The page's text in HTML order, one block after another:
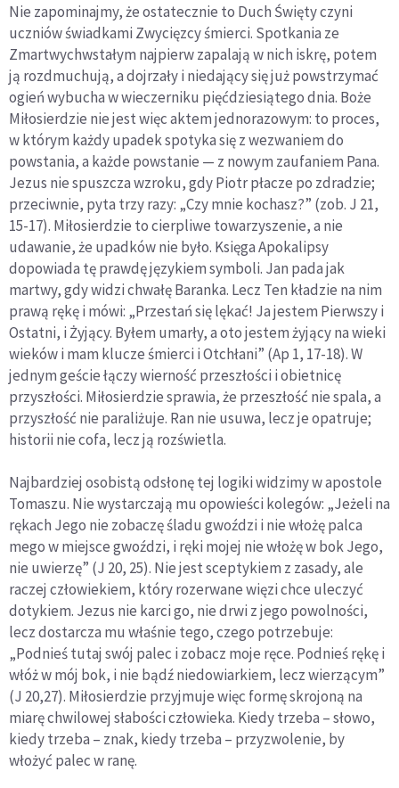
Nie zapominajmy, że ostatecznie to Duch Święty czyni
uczniów świadkami Zwycięzcy śmierci. Spotkania ze
Zmartwychwstałym najpierw zapalają w nich iskrę, potem
ją rozdmuchują, a dojrzały i niedający się już powstrzymać
ogień wybucha w wieczerniku pięćdziesiątego dnia. Boże
Miłosierdzie nie jest więc aktem jednorazowym: to proces,
w którym każdy upadek spotyka się z wezwaniem do
powstania, a każde powstanie — z nowym zaufaniem Pana.
Jezus nie spuszcza wzroku, gdy Piotr płacze po zdradzie;
przeciwnie, pyta trzy razy: „Czy mnie kochasz?” (zob. J 21,
15-17). Miłosierdzie to cierpliwe towarzyszenie, a nie
udawanie, że upadków nie było. Księga Apokalipsy
dopowiada tę prawdę językiem symboli. Jan pada jak
martwy, gdy widzi chwałę Baranka. Lecz Ten kładzie na nim
prawą rękę i mówi: „Przestań się lękać! Ja jestem Pierwszy i
Ostatni, i Żyjący. Byłem umarły, a oto jestem żyjący na wieki
wieków i mam klucze śmierci i Otchłani” (Ap 1, 17-18). W
jednym geście łączy wierność przeszłości i obietnicę
przyszłości. Miłosierdzie sprawia, że przeszłość nie spala, a
przyszłość nie paraliżuje. Ran nie usuwa, lecz je opatruje;
historii nie cofa, lecz ją rozświetla.
Najbardziej osobistą odsłonę tej logiki widzimy w apostole
Tomaszu. Nie wystarczają mu opowieści kolegów: „Jeżeli na
rękach Jego nie zobaczę śladu gwoździ i nie włożę palca
mego w miejsce gwoździ, i ręki mojej nie włożę w bok Jego,
nie uwierzę” (J 20, 25). Nie jest sceptykiem z zasady, ale
raczej człowiekiem, który rozerwane więzi chce uleczyć
dotykiem. Jezus nie karci go, nie drwi z jego powolności,
lecz dostarcza mu właśnie tego, czego potrzebuje:
„Podnieś tutaj swój palec i zobacz moje ręce. Podnieś rękę i
włóż w mój bok, i nie bądź niedowiarkiem, lecz wierzącym”
(J 20,27). Miłosierdzie przyjmuje więc formę skrojoną na
miarę chwilowej słabości człowieka. Kiedy trzeba – słowo,
kiedy trzeba – znak, kiedy trzeba – przyzwolenie, by
włożyć palec w ranę.